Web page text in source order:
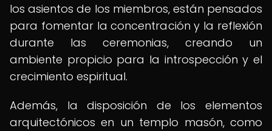
los asientos de los miembros, están pensados
para fomentar la concentración y la reflexión
durante las ceremonias, creando un
ambiente propicio para la introspección y el
crecimiento espiritual.
Además, la disposición de los elementos
arquitectónicos en un templo masón, como